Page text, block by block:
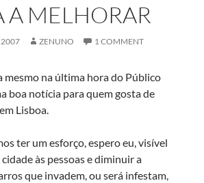
A MELHORAR
2007 ZENUNO 1 COMMENT
mesmo na última hora do Público
boa notícia para quem gosta de
Lisboa.
ter um esforço, espero eu, visível
às pessoas e diminuir a
que invadem, ou será infestam,